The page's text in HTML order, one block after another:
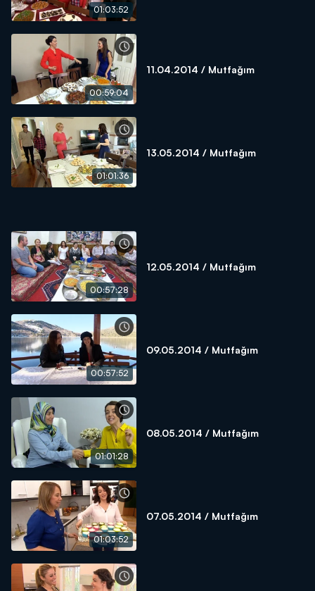
01:03:52
00:59:04
11.04.2014 / Mutfağım
01:01:36
13.05.2014 / Mutfağım
00:57:28
12.05.2014 / Mutfağım
00:57:52
09.05.2014 / Mutfağım
01:01:28
08.05.2014 / Mutfağım
01:03:52
07.05.2014 / Mutfağım